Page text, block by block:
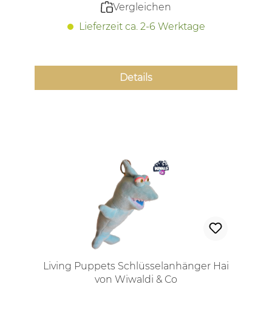
Vergleichen
Lieferzeit ca. 2-6 Werktage
Details
Living Puppets Schlüsselanhänger Hai
von Wiwaldi & Co